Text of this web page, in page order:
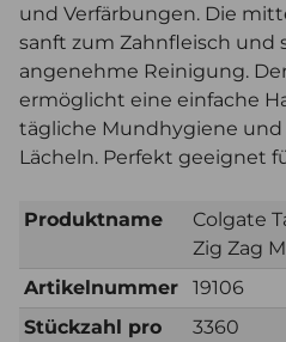
und Verfärbungen. Die
sanft zum Zahnfleisch und
angenehme Reinigung.
ermöglicht eine einfache
tägliche Mundhygiene und
Lächeln. Perfekt geeignet
Produktname
Colgate
Zig Zag
Artikelnummer
19106
Stückzahl pro
3360